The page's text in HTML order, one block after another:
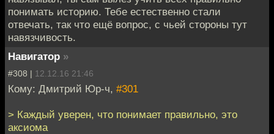
понимать историю. Тебе естественно стали
отвечать, так что ещё вопрос, с чьей стороны тут
навязчивость.
Навигатор »
#308 | 12.12.16 21:46
Кому: Дмитрий Юр-ч, #301
> Каждый уверен, что понимает правильно, это
аксиома